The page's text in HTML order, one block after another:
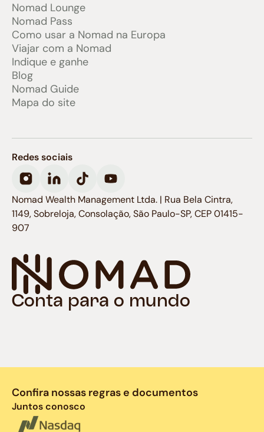
Nomad Lounge
Nomad Pass
Como usar a Nomad na Europa
Viajar com a Nomad
Indique e ganhe
Blog
Nomad Guide
Mapa do site
Conta para o mundo
Redes sociais
Nomad Wealth Management Ltda. | Rua Bela Cintra,
1149, Sobreloja, Consolação, São Paulo-SP, CEP 01415-
907
Confira nossas regras e documentos
Juntos conosco